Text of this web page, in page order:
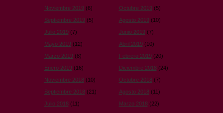
Noviembre 2019(6) Octubre 2019(5)
Septiembre 2019(5) Agosto 2019(10)
Julio 2019(7) Junio 2019(7)
Mayo 2019(12) Abril 2019(10)
Marzo 2019(8) Febrero 2019(20)
Enero 2019(16) Diciembre 2018(24)
Noviembre 2018(10) Octubre 2018(7)
Septiembre 2018(21) Agosto 2018(11)
Julio 2018(11) Marzo 2018(22)